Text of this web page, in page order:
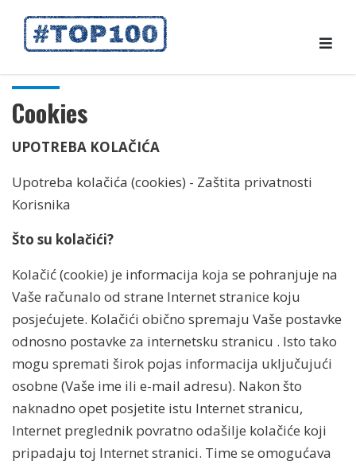
Cookies
UPOTREBA KOLAČIĆA
Upotreba kolačića (cookies) - Zaštita privatnosti
Korisnika
Što su kolačići?
Kolačić (cookie) je informacija koja se pohranjuje na
Vaše računalo od strane Internet stranice koju
posjećujete. Kolačići obično spremaju Vaše postavke
odnosno postavke za internetsku stranicu . Isto tako
mogu spremati širok pojas informacija uključujući
osobne (Vaše ime ili e-mail adresu). Nakon što
naknadno opet posjetite istu Internet stranicu,
Internet preglednik povratno odašilje kolačiće koji
pripadaju toj Internet stranici. Time se omogućava